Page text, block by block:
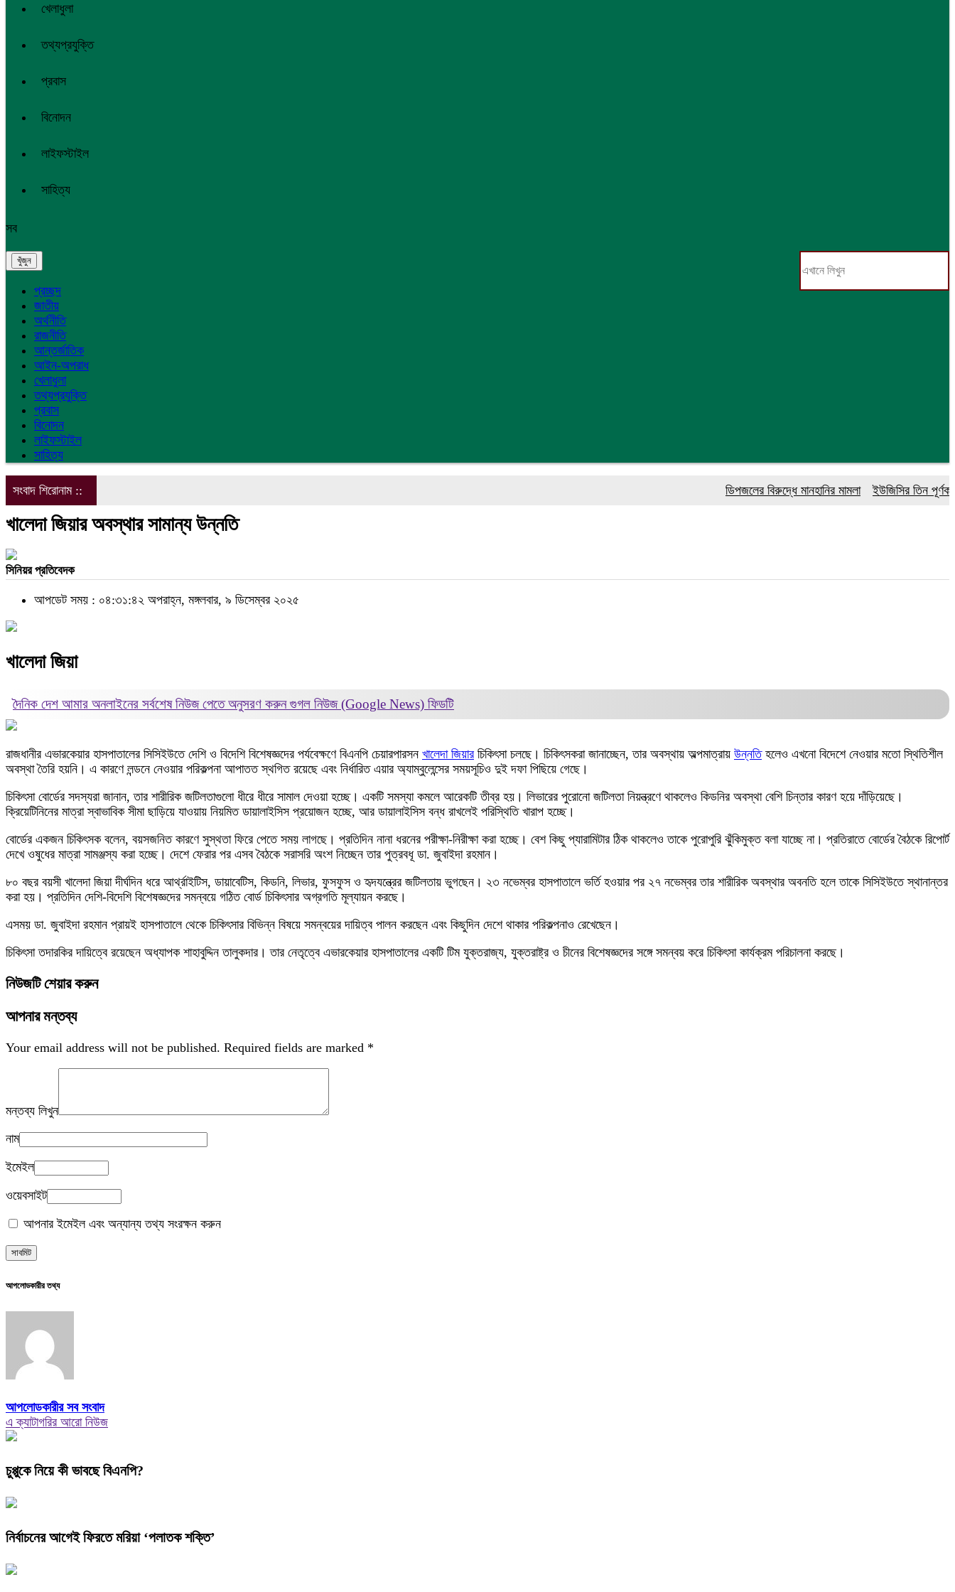
খেলাধুলা
তথ্যপ্রযুক্তি
প্রবাস
বিনোদন
লাইফস্টাইল
সাহিত্য
সব
প্রচ্ছদ
জাতীয়
অর্থনীতি
রাজনীতি
আন্তর্জাতিক
আইন-অপরাধ
খেলাধুলা
তথ্যপ্রযুক্তি
প্রবাস
বিনোদন
লাইফস্টাইল
সাহিত্য
সংবাদ শিরোনাম :: ডিপজলের বিরুদ্ধে মানহানির মামলা ইউজিসির তিন পূর্ণকালীন
খালেদা জিয়ার অবস্থার সামান্য উন্নতি
সিনিয়র প্রতিবেদক
আপডেট সময় : ০৪:৩১:৪২ অপরাহ্ন, মঙ্গলবার, ৯ ডিসেম্বর ২০২৫
খালেদা জিয়া
দৈনিক দেশ আমার অনলাইনের সর্বশেষ নিউজ পেতে অনুসরণ করুনগুগল নিউজ (Google News) ফিডটি
রাজধানীর এভারকেয়ার হাসপাতালের সিসিইউতে দেশি ও বিদেশি বিশেষজ্ঞদের পর্যবেক্ষণে বিএনপি চেয়ারপারসন খালেদা জিয়ারচিকিৎসা চলছে। চিকিৎসকরা জানাচ্ছেন, তার অবস্থায় অল্পমাত্রায় উন্নতিহলেও এখনো বিদেশে নেওয়ার মতো স্থিতিশীল
অবস্থা তৈরি হয়নি। এ কারণে লন্ডনে নেওয়ার পরিকল্পনা আপাতত স্থগিত রয়েছে এবং নির্ধারিত এয়ার অ্যাম্বুলেন্সের সময়সূচিও দুই দফা পিছিয়ে গেছে।
চিকিৎসা বোর্ডের সদস্যরা জানান, তার শারীরিক জটিলতাগুলো ধীরে ধীরে সামাল দেওয়া হচ্ছে। একটি সমস্যা কমলে আরেকটি তীব্র হয়। লিভারের পুরোনো জটিলতা নিয়ন্ত্রণে থাকলেও কিডনির অবস্থা বেশি চিন্তার কারণ হয়ে দাঁড়িয়েছে।
ক্রিয়েটিনিনের মাত্রা স্বাভাবিক সীমা ছাড়িয়ে যাওয়ায় নিয়মিত ডায়ালাইসিস প্রয়োজন হচ্ছে, আর ডায়ালাইসিস বন্ধ রাখলেই পরিস্থিতি খারাপ হচ্ছে।
বোর্ডের একজন চিকিৎসক বলেন, বয়সজনিত কারণে সুস্থতা ফিরে পেতে সময় লাগছে। প্রতিদিন নানা ধরনের পরীক্ষা-নিরীক্ষা করা হচ্ছে। বেশ কিছু প্যারামিটার ঠিক থাকলেও তাকে পুরোপুরি ঝুঁকিমুক্ত বলা যাচ্ছে না। প্রতিরাতে বোর্ডের বৈঠকে রিপোর্ট
দেখে ওষুধের মাত্রা সামঞ্জস্য করা হচ্ছে। দেশে ফেরার পর এসব বৈঠকে সরাসরি অংশ নিচ্ছেন তার পুত্রবধূ ডা. জুবাইদা রহমান।
৮০ বছর বয়সী খালেদা জিয়া দীর্ঘদিন ধরে আর্থ্রাইটিস, ডায়াবেটিস, কিডনি, লিভার, ফুসফুস ও হৃদযন্ত্রের জটিলতায় ভুগছেন। ২৩ নভেম্বর হাসপাতালে ভর্তি হওয়ার পর ২৭ নভেম্বর তার শারীরিক অবস্থার অবনতি হলে তাকে সিসিইউতে স্থানান্তর
করা হয়। প্রতিদিন দেশি-বিদেশি বিশেষজ্ঞদের সমন্বয়ে গঠিত বোর্ড চিকিৎসার অগ্রগতি মূল্যায়ন করছে।
এসময় ডা. জুবাইদা রহমান প্রায়ই হাসপাতালে থেকে চিকিৎসার বিভিন্ন বিষয়ে সমন্বয়ের দায়িত্ব পালন করছেন এবং কিছুদিন দেশে থাকার পরিকল্পনাও রেখেছেন।
চিকিৎসা তদারকির দায়িত্বে রয়েছেন অধ্যাপক শাহাবুদ্দিন তালুকদার। তার নেতৃত্বে এভারকেয়ার হাসপাতালের একটি টিম যুক্তরাজ্য, যুক্তরাষ্ট্র ও চীনের বিশেষজ্ঞদের সঙ্গে সমন্বয় করে চিকিৎসা কার্যক্রম পরিচালনা করছে।
নিউজটি শেয়ার করুন
আপনার মন্তব্য
Your email address will not be published. Required fields are marked *
মন্তব্য লিখুন
নাম
ইমেইল
ওয়েবসাইট
আপনার ইমেইল এবং অন্যান্য তথ্য সংরক্ষন করুন
আপলোডকারীর তথ্য
আপলোডকারীর সব সংবাদ
এ ক্যাটাগরির আরো নিউজ
চুপ্পুকে নিয়ে কী ভাবছে বিএনপি?
নির্বাচনের আগেই ফিরতে মরিয়া ‘পলাতক শক্তি’